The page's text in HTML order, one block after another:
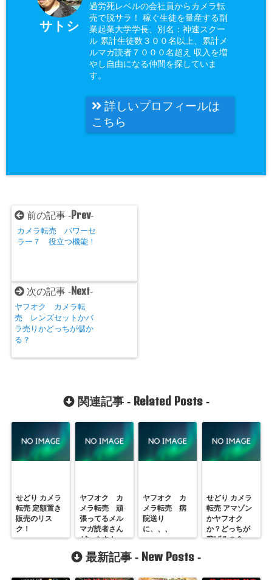
サトシ
過労死レベルの会社員からカメラ転
売で脱サラ！ 稼ぐ生徒を量産する副
業起業大学学長、別名：神速スクー
ル 累計生徒数３００名以上、累計メ
ルマガ読者７０００名超え 収入を増
やし自由になる仲間を探していま
す。
詳しいプロフィールは
こちら
前の記事 - Prev-
カメラ転売 パワーセ
ラー７ 役立つ機能！
次の記事 - Next-
ヤフオク カメラ転
売 レンズセットかバ
ラ売りかどっちが儲か
る？
関連記事 - Related Posts-
せどり カメラ
転売 定額置き
販売のリス
ク！
ヤフオク カ
メラ転売 頑
張ってるメル
マガ読者さん
がいます！
ヤフオク カ
メラ転売 病
院送り
に、、、
せどり カメラ
転売 アマゾン
かヤフオク
か？どっちが
稼げるの？
最新記事 - New Posts -